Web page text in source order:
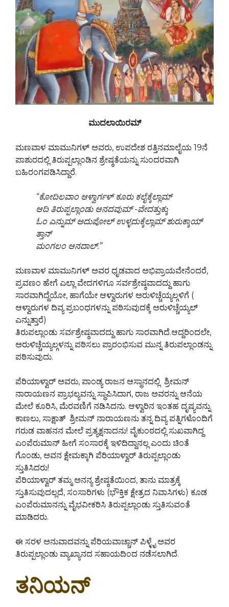
ಮುದಲಾಯಿರಮ್
ಮಣವಾಳ ಮಾಮುನಿಗಳ್ ಅವರು, ಉಪದೇಶ ರತ್ತಿನಮಾಲೈಯ 19ನೆ
ಪಾಶುರದಲ್ಲಿ ತಿರುಪ್ಪಲ್ಲಾಂಡಿನ ಶ್ರೇಷ್ಠತೆಯನ್ನು ಸುಂದರವಾಗಿ
ಬಹಿರಂಗಪಡಿಸಿದ್ದಾರೆ.
“ಕೋದಿಲವಾಂ ಆಳ್ವಾರ್ಗಳ್ ಕೂರು ಕಲೈಕ್ಕೆಲ್ಲಾಮ್
ಆದಿ ತಿರುಪ್ಪಲ್ಲಾಂಡು ಆನದವುಮ್ -ವೇದತ್ತುಕ್ಕು
ಓಂ ಎನ್ನುಮ್ ಅದುಪೋಲ್ ಉಳ್ಳದುಕ್ಕೆಲ್ಲಾಮ್ ಶುರುಕ್ಕಾಯ್
ತ್ತಾನ್
ಮಂಗಲಂ ಆನದಾಲ್.”
ಮಣವಾಳ ಮಾಮುನಿಗಳ್ ಅವರ ಧೃಡವಾದ ಅಭಿಪ್ರಾಯವೇನೆಂದರೆ,
ಪ್ರವಣಂ ಹೇಗೆ ಎಲ್ಲಾ ವೇದಗಳಿಗೂ ಸರ್ವಶ್ರೇಷ್ಠವಾದದ್ದು ಹಾಗು
ಸಾರವಾಗಿದ್ದೆಯೋ, ಹಾಗೆಯೇ ಆಳ್ವಾರುಗಳ ಅರುಳಿಚ್ಚೆಯ್ಯಲ್ಗಳಿಗೆ (
ಆಳ್ವಾರುಗಳ ದಿವ್ಯ ಪ್ರಬಂಧಗಳನ್ನು ಪಠಿಸುವುದಕ್ಕೆ ಅರುಳಿಚ್ಚೆಯ್ಯಲ್
ಎನ್ನುತ್ತಾರೆ)
ತಿರುಪಲ್ಲಾಂಡು ಸರ್ವಶ್ರೇಷ್ಠವಾದದ್ದು ಹಾಗು ಸಾರವಾಗಿದೆ.ಆದ್ದರಿಂದಲೇ,
ಅರುಳಿಚ್ಚೆಯ್ಯಲ್ಗಳನ್ನು ಪಠಿಸಲು ಪ್ರಾರಂಭಿಸುವ ಮುನ್ನ ತಿರುಪಲ್ಲಾಂಡನ್ನು
ಪಠಿಸುವುದು.
ಪೆರಿಯಾಳ್ವಾರ್ ಅವರು, ಪಾಂಡ್ಯ ರಾಜನ ಆಸ್ಥಾನದಲ್ಲಿ ಶ್ರೀಮನ್
ನಾರಾಯಣನ ಪ್ರಾಭಲ್ಯವನ್ನು ಸ್ಥಾಪಿಸಿದಾಗ, ರಾಜ ಅವರನ್ನು ಆನೆಯ
ಮೇಲೆ ಕೂರಿಸಿ, ಮೆರವಣಿಗೆ ನಡಿಸಿದನು. ಆಳ್ವಾರಿನ ಇಂತಹ ದೃಷ್ಯವನ್ನು
ಕಾಣಲು, ಸಾಕ್ಷಾತ್ ಶ್ರೀಮನ್ ನಾರಾಯಣನು ತನ್ನ ದಿವ್ಯ ಪತ್ನಿಗಳೊಂದಿಗೆ
ಗರುಡ ವಾಹನನ ಮೇಲೆ ಪ್ರತ್ಯಕ್ಷನಾದನು! ವೈಕುಂಠದಲ್ಲಿ ಸುಖವಾಗಿದ್ದ
ಎಂಪೆರುಮಾನ್ ಹೀಗೆ ಸಂಸಾರಕ್ಕೆ ಇಳಿದಿದ್ದಾನಲ್ಲ ಎಂದು ಚಿಂತೆ
ಗೊಂಡು, ಅವನ ಕ್ಷೇಮಕ್ಕಾಗಿ ಪೆರಿಯಾಳ್ವಾರ್ ತಿರುಪ್ಪಲ್ಲಾಂಡು
ಸ್ತುತಿಸಿದರು!
ಪೆರಿಯಾಳ್ವಾರ್ ತಮ್ಮ ಅನನ್ಯ ಶ್ರೇಷ್ಠತೆಯಿಂದ, ತಾನು ಮಾತ್ರಕ್ಕೆ
ಸ್ತುತಿಸುವುದಲ್ಲದೆ, ಸಂಸಾರಿಗಳು (ಭೌಕ್ತಿಕ ಕ್ಷೇತ್ರದ ನಿವಾಸಿಗಳು) ಕೂಡ
ಎಂಪೆರುಮಾನನ್ನು ವೈಭವೀಕರಿಸಿ ತಿರುಪ್ಪಲ್ಲಾಂಡು ಸ್ತುತಿಸುವಂತೆ
ಮಾಡಿದರು.
ಈ ಸರಳ ಅನುವಾದವನ್ನು ಪೆರಿಯವಾಚ್ಚಾನ್ ಪಿಳ್ಳೈ ಅವರ
ತಿರುಪ್ಪಲ್ಲಾಂಡು ವ್ಯಾಖ್ಯಾನದ ಸಹಾಯದಿಂದ ನಡೆಸಲಾಗಿದೆ.
ತನಿಯನ್